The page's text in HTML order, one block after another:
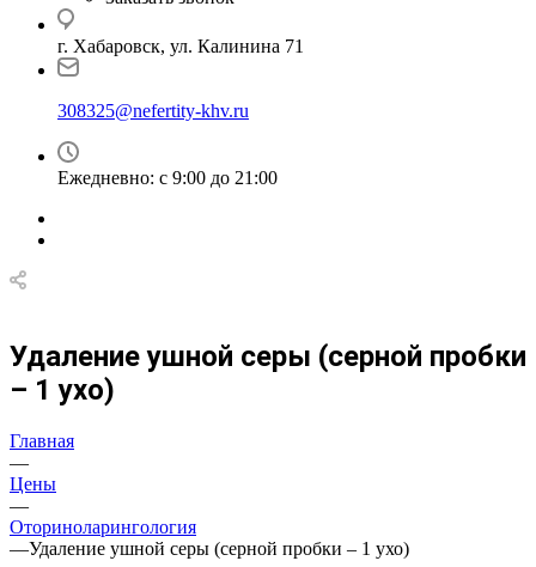
г. Хабаровск, ул. Калинина 71
308325@nefertity-khv.ru
Ежедневно: с 9:00 до 21:00
Удаление ушной серы (серной пробки
– 1 ухо)
Главная
—
Цены
—
Оториноларингология
—Удаление ушной серы (серной пробки – 1 ухо)